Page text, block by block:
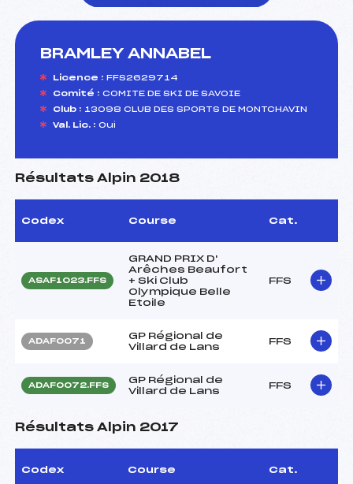
BRAMLEY ANNABEL
Licence : FFS2629714
Comité : COMITE DE SKI DE SAVOIE
Club : 13098 CLUB DES SPORTS DE MONTCHAVIN
Val. Lic. : Oui
Résultats Alpin 2018
Codex Course Cat.
ASAF1023.FFS
GRAND PRIX D'
Arêches Beaufort
+ Ski Club
Olympique Belle
Etoile
FFS
ADAF0071
GP Régional de
Villard de Lans
FFS
ADAF0072.FFS
GP Régional de
Villard de Lans
FFS
Résultats Alpin 2017
Codex Course Cat.